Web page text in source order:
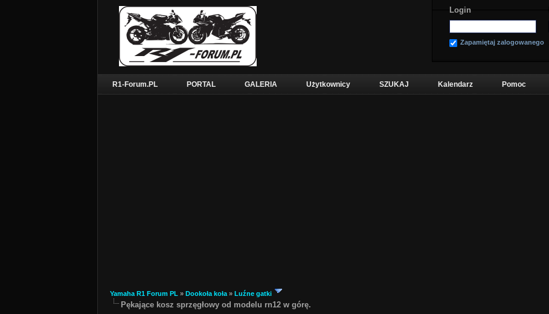
Login
Zapamiętaj zalogowanego
R1-Forum.PL PORTAL GALERIA Użytkownicy SZUKAJ Kalendarz Pomoc
Yamaha R1 Forum PL » Dookoła koła » Luźne gatki
Pękające kosz sprzęgłowy od modelu rn12 w górę.